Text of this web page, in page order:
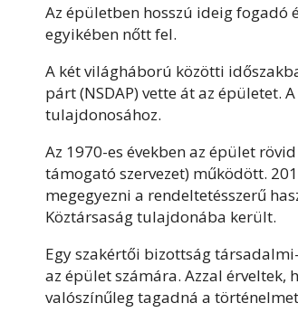
Az épületben hosszú ideig fogadó
egyikében nőtt fel.
A két világháború közötti
párt (NSDAP) vette át az épületet.
tulajdonosához.
Az 1970-es években az épület
támogató szervezet) működött.
megegyezni a rendeltetésszerű
Köztársaság tulajdonába került.
Egy szakértői bizottság
az épület számára. Azzal
valószínűleg tagadná a